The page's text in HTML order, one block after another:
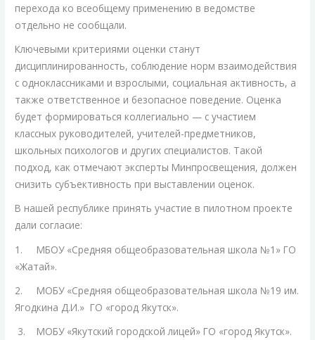
перехода ко всеобщему применению в ведомстве
отдельно не сообщали.
Ключевыми критериями оценки станут
дисциплинированность, соблюдение норм взаимодействия
с одноклассниками и взрослыми, социальная активность, а
также ответственное и безопасное поведение. Оценка
будет формироваться коллегиально — с участием
классных руководителей, учителей-предметников,
школьных психологов и других специалистов. Такой
подход, как отмечают эксперты Минпросвещения, должен
снизить субъективность при выставлении оценок.
В нашей республике принять участие в пилотном проекте
дали согласие:
1. МБОУ «Средняя общеобразовательная школа №1» ГО
«Жатай».
2. МОБУ «Средняя общеобразовательная школа №19 им.
Ягодкина Д.И.» ГО «город Якутск».
3. МОБУ «Якутский городской лицей» ГО «город Якутск».